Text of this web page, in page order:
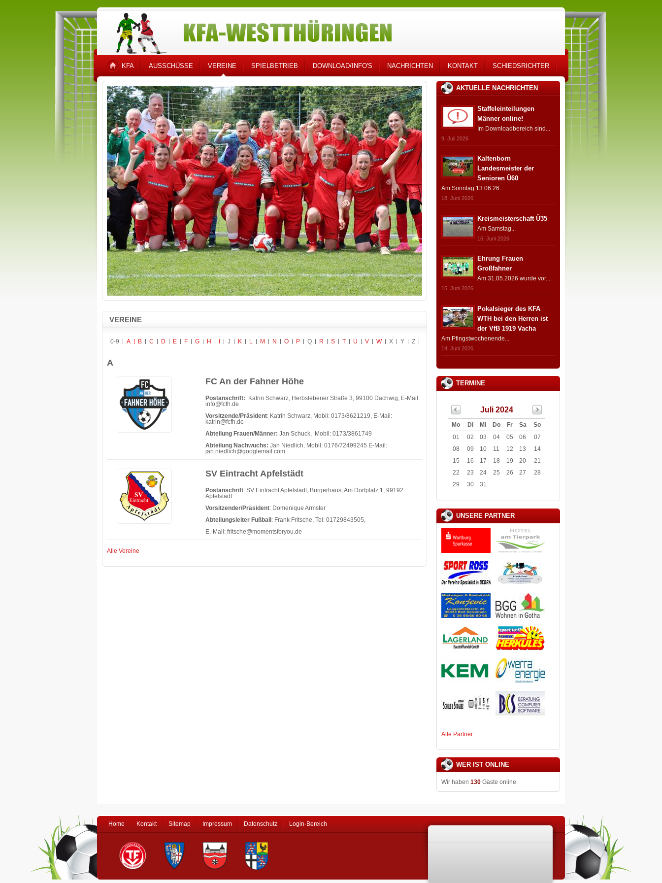
KFA AUSSCHÜSSE VEREINE SPIELBETRIEB DOWNLOAD/INFO'S NACHRICHTEN KONTAKT SCHIEDSRICHTER
VEREINE
0-9 A B C D E F G H J K L M N O P Q R S T U V W X Y Z
A
FC An der Fahner Höhe
Postanschrift:
Katrin Schwarz, Herbslebener Straße 3, 99100 Dachwig, E-Mail:
info@fcfh.de
Vorsitzende/Präsident: Katrin Schwarz, Mobil: 0173/8621219, E-Mail:
katrin@fcfh.de
Abteilung Frauen/Männer: Jan Schuck, Mobil: 0173/3861749
Abteilung Nachwuchs: Jan Niedlich, Mobil: 0176/72499245 E-Mail:
jan.niedlich@googlemail.com
SV Eintracht Apfelstädt
Postanschrift: SV Eintracht Apfelstädt, Bürgerhaus, Am Dorfplatz 1, 99192
Apfelstädt
Vorsitzender/Präsident: Domenique Armster
Abteilungsleiter Fußball : Frank Fritsche, Tel: 01729843505,
E.-Mail: fritsche@momentsforyou.de
Alle Vereine
AKTUELLE NACHRICHTEN
Staffeleinteilungen
Männer online!
Im Downloadbereich sind...
9. Juli 2026
Kaltenborn
Landesmeister der
Senioren Ü60
Am Sonntag 13.06.26...
18. Juni 2026
Kreismeisterschaft Ü35
Am Samstag...
16. Juni 2026
Ehrung Frauen
Großfahner
Am 31.05.2026 wurde vor...
15. Juni 2026
Pokalsieger des KFA
WTH bei den Herren ist
der VfB 1919 Vacha
Am Pfingstwochenende...
14. Juni 2026
TERMINE
Juli 2024
Mo Di Mi Do Fr Sa
So
01
02 03 04 05 06
07
08
09 10 11 12 13
14
15
16 17 18 19 20
21
22
23 24 25 26 27
28
29
30 31
UNSERE PARTNER
Alle Partner
WER IST ONLINE
Wir haben 130Gäste online.
Home Kontakt Sitemap Impressum Datenschutz Login-Bereich